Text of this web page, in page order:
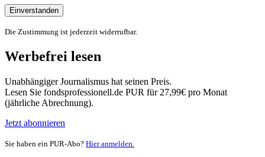
Einverstanden
Die Zustimmung ist jederzeit widerrufbar.
Werbefrei lesen
Unabhängiger Journalismus hat seinen Preis.
Lesen Sie fondsprofessionell.de PUR für 27,99€ pro Monat
(jährliche Abrechnung).
Jetzt abonnieren
Sie haben ein PUR-Abo? Hier anmelden.